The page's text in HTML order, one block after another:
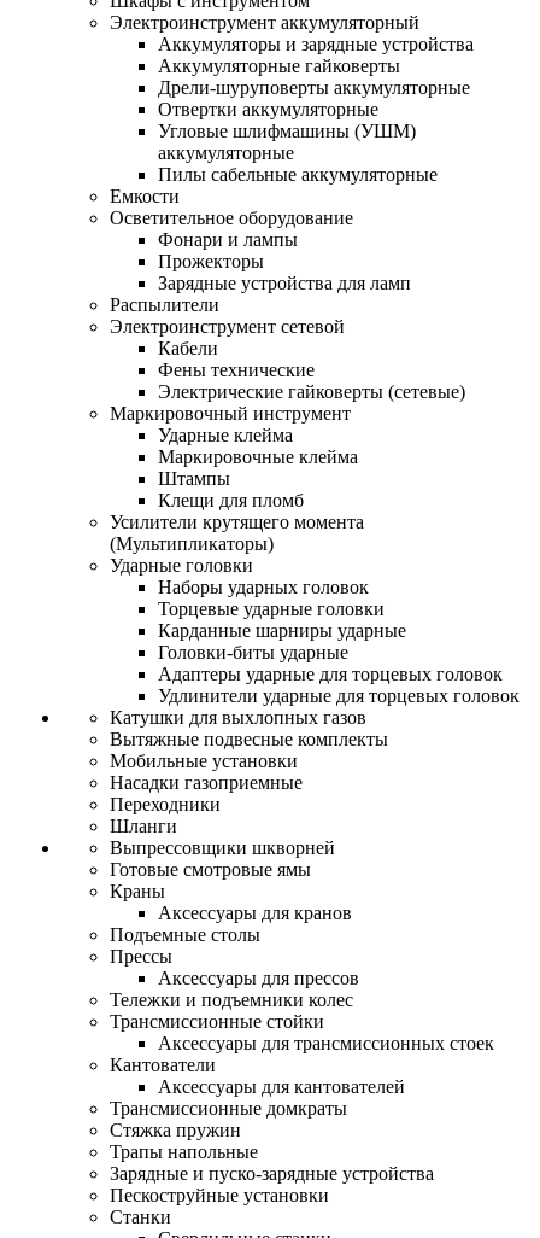
Электроинструмент аккумуляторный
Аккумуляторы и зарядные устройства
Аккумуляторные гайковерты
Дрели-шуруповерты аккумуляторные
Отвертки аккумуляторные
Угловые шлифмашины (УШМ)
аккумуляторные
Пилы сабельные аккумуляторные
Емкости
Осветительное оборудование
Фонари и лампы
Прожекторы
Зарядные устройства для ламп
Распылители
Электроинструмент сетевой
Кабели
Фены технические
Электрические гайковерты (сетевые)
Маркировочный инструмент
Ударные клейма
Маркировочные клейма
Штампы
Клещи для пломб
Усилители крутящего момента
(Мультипликаторы)
Ударные головки
Наборы ударных головок
Торцевые ударные головки
Карданные шарниры ударные
Головки-биты ударные
Адаптеры ударные для торцевых головок
Удлинители ударные для торцевых головок
Катушки для выхлопных газов
Вытяжные подвесные комплекты
Мобильные установки
Насадки газоприемные
Переходники
Шланги
Выпрессовщики шкворней
Готовые смотровые ямы
Краны
Аксессуары для кранов
Подъемные столы
Прессы
Аксессуары для прессов
Тележки и подъемники колес
Трансмиссионные стойки
Аксессуары для трансмиссионных стоек
Кантователи
Аксессуары для кантователей
Трансмиссионные домкраты
Стяжка пружин
Трапы напольные
Зарядные и пуско-зарядные устройства
Пескоструйные установки
Станки